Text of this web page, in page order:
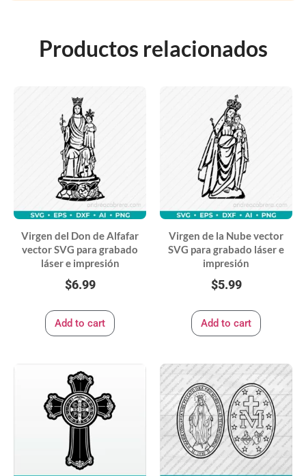
Productos relacionados
Virgen del Don de Alfafar
vector SVG para grabado
láser e impresión
$6.99
Add to cart
Virgen de la Nube vector
SVG para grabado láser e
impresión
$5.99
Add to cart